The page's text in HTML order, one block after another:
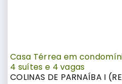
Casa Térrea em
4 suítes e 4 vagas
COLINAS DE PARNAÍBA I